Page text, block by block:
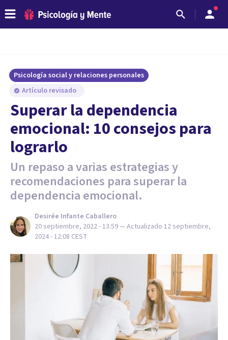
Psicología social y relaciones personales
Artículo revisado
Superar la dependencia
emocional: 10 consejos para
lograrlo
Un repaso a varias estrategias y
recomendaciones para superar la
dependencia emocional.
Desirée Infante Caballero
20 septiembre, 2022 - 13:59— Actualizado 12 septiembre,
2024 - 12:08 CEST